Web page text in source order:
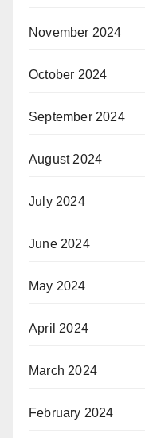
November 2024
October 2024
September 2024
August 2024
July 2024
June 2024
May 2024
April 2024
March 2024
February 2024